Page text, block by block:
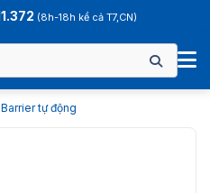
(8h-18h kể cả T7,CN)
Barrier tự động